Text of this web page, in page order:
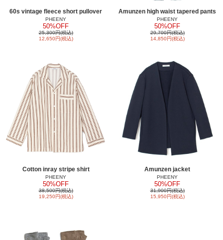
60s vintage fleece short pullover
PHEENY
50%OFF
25,300円(税込)
12,650円(税込)
Amunzen high waist tapered pants
PHEENY
50%OFF
29,700円(税込)
14,850円(税込)
Cotton inray stripe shirt
PHEENY
50%OFF
38,500円(税込)
19,250円(税込)
Amunzen jacket
PHEENY
50%OFF
31,900円(税込)
15,950円(税込)